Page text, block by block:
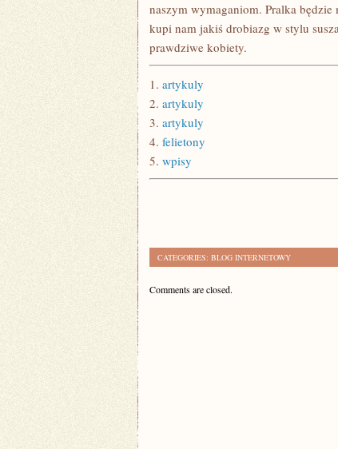
naszym wymaganiom. Pralka
kupi nam jakiś drobiazg w stylu
prawdziwe kobiety.
1. artykuly
2. artykuly
3. artykuly
4. felietony
5. wpisy
CATEGORIES: BLOG INTERNETOWY
Comments are closed.